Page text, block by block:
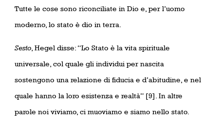
Tutte le cose sono riconciliate in Dio e, per l’uomo
moderno, lo stato è dio in terra.
Sesto , Hegel disse: “Lo Stato è la vita spirituale
universale, col quale gli individui per nascita
sostengono una relazione di fiducia e d’abitudine, e nel
quale hanno la loro esistenza e realtà” [9]. In altre
parole noi viviamo, ci muoviamo e siamo nello stato.